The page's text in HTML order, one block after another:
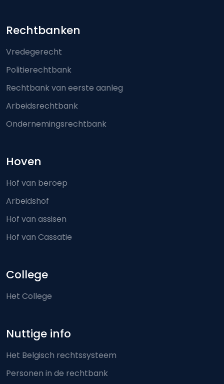
Footer-menu
Rechtbanken
Vredegerecht
Politierechtbank
Rechtbank van eerste aanleg
Arbeidsrechtbank
Ondernemingsrechtbank
Hoven
Hof van beroep
Arbeidshof
Hof van assisen
Hof van Cassatie
College
Het College
Nuttige info
Het Belgisch rechtssysteem
Personen in de rechtbank